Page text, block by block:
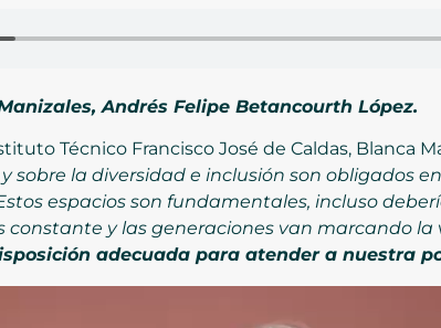
Andrés Felipe Betancourth López.
Técnico Francisco José de Caldas, Blanca
sobre la diversidad e inclusión son obligados
espacios son fundamentales, incluso
constante y las generaciones van marcando la
adecuada para atender a nuestra